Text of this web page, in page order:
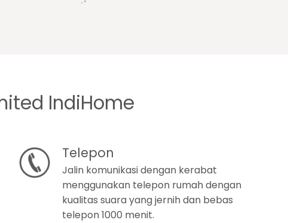
IndiHome
Telepon
Jalin komunikasi dengan kerabat
menggunakan telepon rumah dengan
kualitas suara yang jernih dan bebas
telepon 1000 menit.